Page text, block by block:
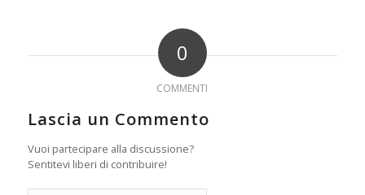
0
COMMENTI
Lascia un Commento
Vuoi partecipare alla discussione?
Sentitevi liberi di contribuire!